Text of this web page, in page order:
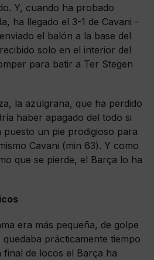
Y, cuando ha probado
ha llegado el 3-1 de Cavani -
el balón a la base del
solo en el interior del
para batir a Ter Stegen
la azulgrana, que ha perdido
haber apagado del todo si
un pie prodigioso para
Cavani (min 63). Y como
que se pierde, el Barça lo ha
era más pequeña, de golpe
prácticamente tiempo
de locos el Barça ha